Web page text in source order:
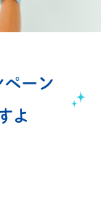
ペーン
よ